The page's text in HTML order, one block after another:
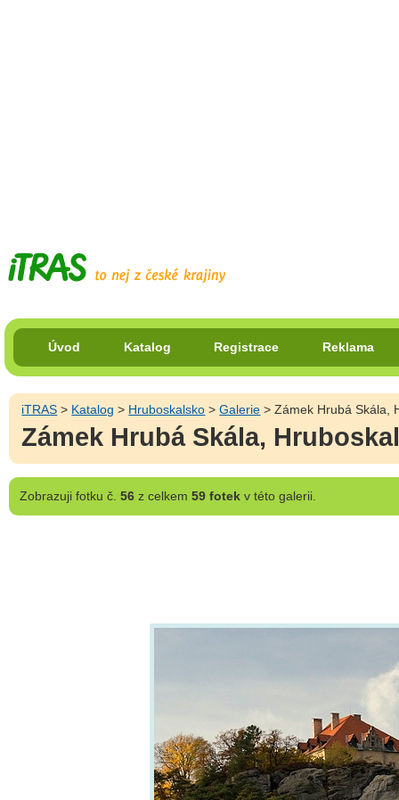
Úvod Katalog Registrace Reklama
iTRAS > Katalog > Hruboskalsko >Galerie > Zámek Hrubá Skála,
Zámek Hrubá Skála,
Zobrazujifotku č. 56z celkem 59 fotekv této galerii.